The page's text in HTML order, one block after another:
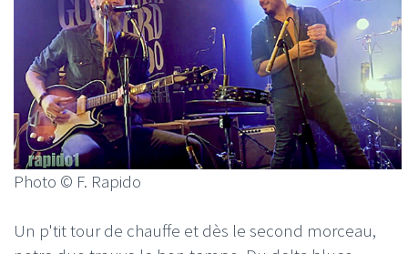
Photo © F. Rapido
Un p'tit tour de chauffe et dès le second morceau,